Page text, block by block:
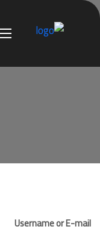
Username or E-mail